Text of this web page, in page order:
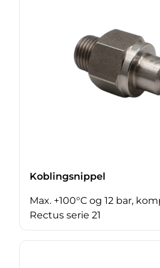
Koblingsnippel
Max. +100°C og 12 bar,
Rectus serie 21